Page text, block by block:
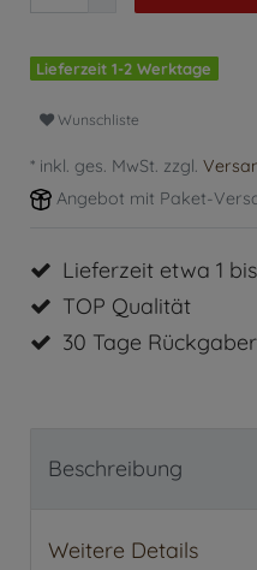
Lieferzeit 1-2 Werktage
Wunschliste
* inkl. ges. MwSt. zzgl.
Angebot mit Paket-
Lieferzeit etwa 1
TOP Qualität
30 Tage
Beschreibung
Weitere Details